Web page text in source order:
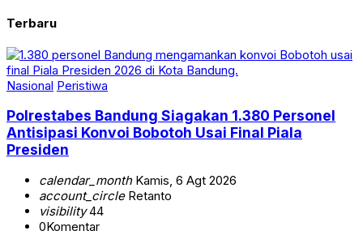
Terbaru
Nasional Peristiwa
Polrestabes Bandung Siagakan 1.380 Personel
Antisipasi Konvoi Bobotoh Usai Final Piala
Presiden
calendar_monthKamis, 6 Agt 2026
account_circleRetanto
visibility44
0Komentar